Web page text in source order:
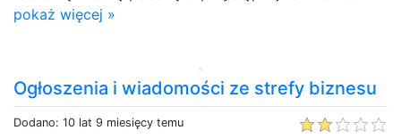
pokaż więcej »
Ogłoszenia i wiadomości ze strefy biznesu
Dodano: 10 lat 9 miesięcy temu